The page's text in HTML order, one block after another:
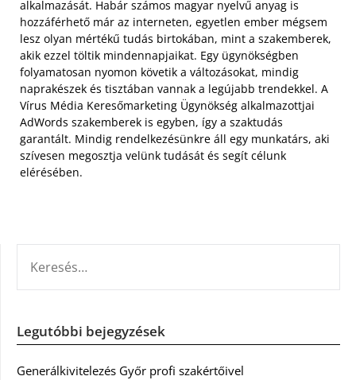
alkalmazását. Habár számos magyar nyelvű anyag is
hozzáférhető már az interneten, egyetlen ember mégsem
lesz olyan mértékű tudás birtokában, mint a szakemberek,
akik ezzel töltik mindennapjaikat. Egy ügynökségben
folyamatosan nyomon követik a változásokat, mindig
naprakészek és tisztában vannak a legújabb trendekkel. A
Vírus Média Keresőmarketing Ügynökség alkalmazottjai
AdWords szakemberek is egyben, így a szaktudás
garantált. Mindig rendelkezésünkre áll egy munkatárs, aki
szívesen megosztja velünk tudását és segít célunk
elérésében.
Legutóbbi bejegyzések
Generálkivitelezés Győr profi szakértőivel